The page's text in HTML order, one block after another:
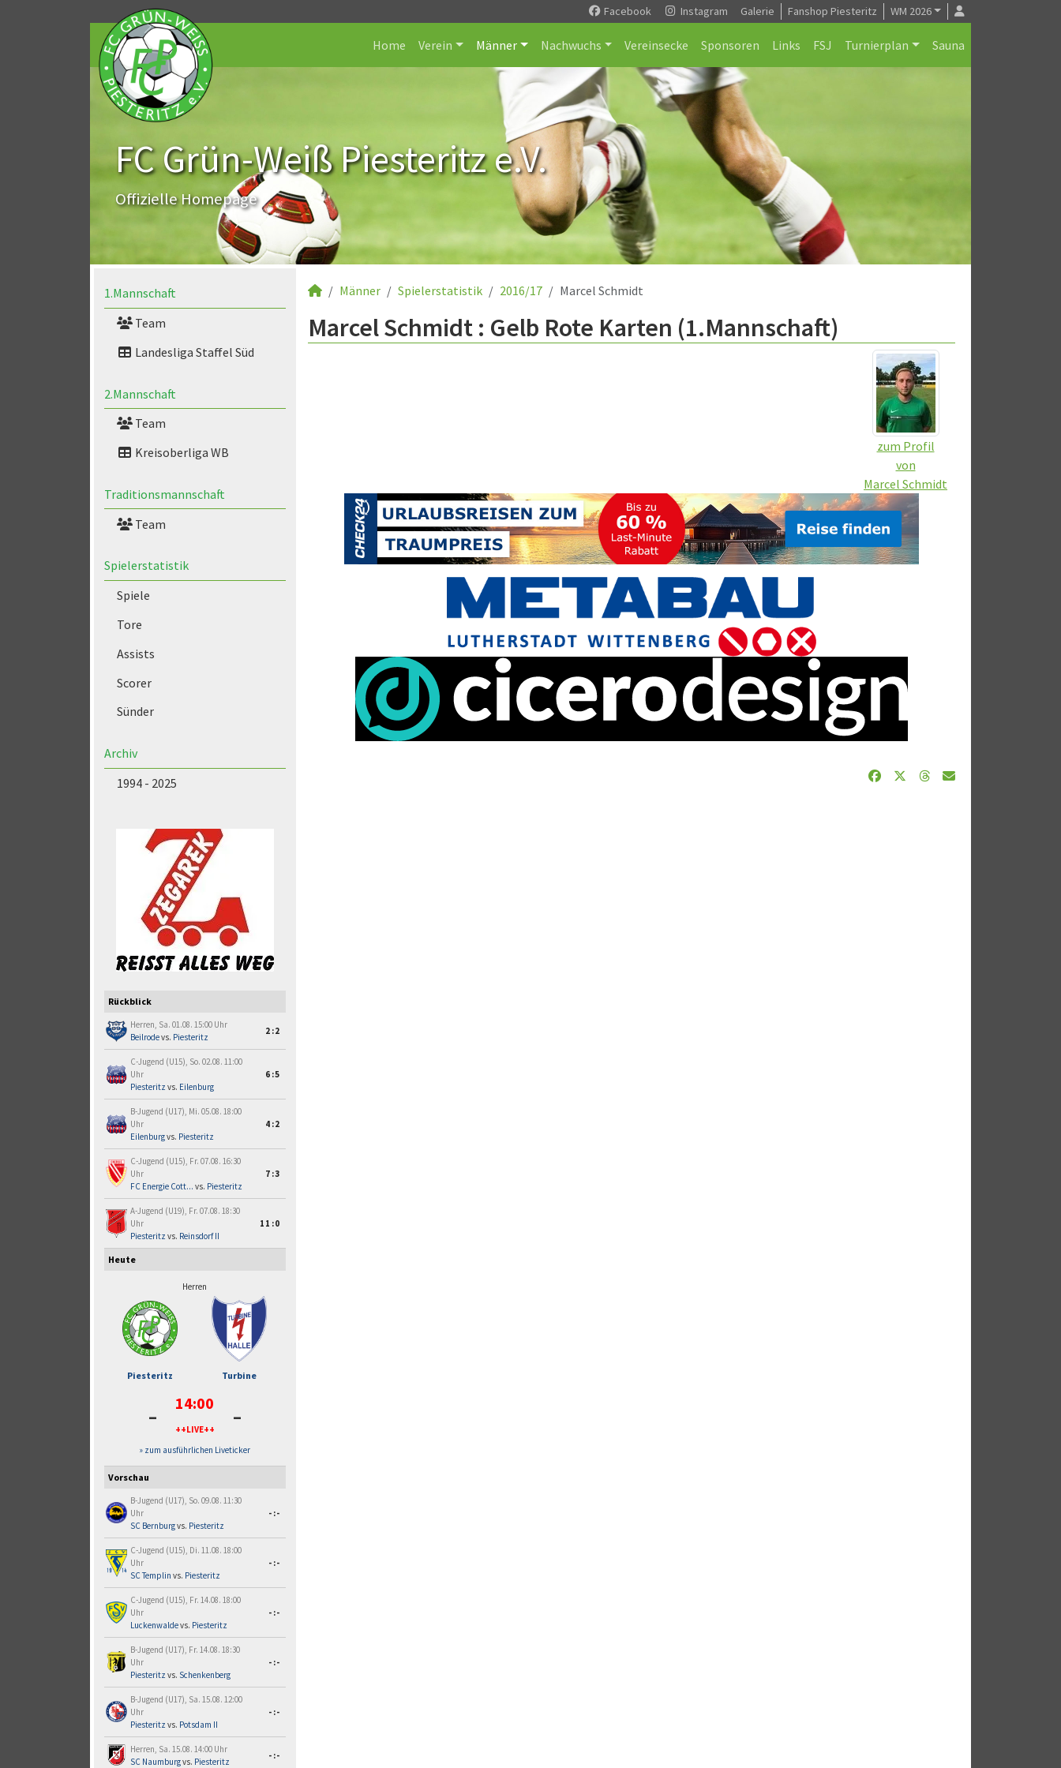
Facebook Instagram Galerie Fanshop Piesteritz WM 2026
Home Verein Männer Nachwuchs Vereinsecke Sponsoren Links FSJ Turnierplan Sauna
FC Grün-Weiß Piesteritz e.V.
Offizielle Homepage
1.Mannschaft
Team
Landesliga Staffel Süd
2.Mannschaft
Team
Kreisoberliga WB
Traditionsmannschaft
Team
Spielerstatistik
Spiele
Tore
Assists
Scorer
Sünder
Archiv
1994 - 2025
Rückblick
Herren, Sa. 01.08. 15:00 Uhr
Beilrodevs. Piesteritz
2:2
C-Jugend (U15), So. 02.08. 11:00
Uhr
Piesteritz vs. Eilenburg
6:5
B-Jugend (U17), Mi. 05.08. 18:00
Uhr
Eilenburgvs. Piesteritz
4:2
C-Jugend (U15), Fr. 07.08. 16:30
Uhr
FC Energie Cott... vs. Piesteritz
7:3
A-Jugend (U19), Fr. 07.08. 18:30
Uhr
Piesteritz vs. Reinsdorf II
11:0
Heute
Herren
Piesteritz Turbine
- 14:00
++LIVE++ -
» zum ausführlichen Liveticker
Vorschau
B-Jugend (U17), So. 09.08. 11:30
Uhr
SC Bernburgvs. Piesteritz
-:-
C-Jugend (U15), Di. 11.08. 18:00
Uhr
SC Templin vs. Piesteritz
-:-
C-Jugend (U15), Fr. 14.08. 18:00
Uhr
Luckenwaldevs. Piesteritz
-:-
B-Jugend (U17), Fr. 14.08. 18:30
Uhr
Piesteritz vs. Schenkenberg
-:-
B-Jugend (U17), Sa. 15.08. 12:00
Uhr
Piesteritz vs. Potsdam II
-:-
Herren, Sa. 15.08. 14:00 Uhr
SC Naumburgvs. Piesteritz
-:-
Männer Spielerstatistik 2016/17 Marcel Schmidt
Marcel Schmidt : Gelb Rote Karten (1.Mannschaft)
zum Profil
von
Marcel Schmidt